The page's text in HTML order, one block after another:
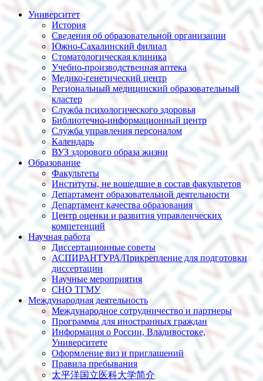
Университет
История
Сведения об образовательной организации
Южно-Сахалинский филиал
Стоматологическая клиника
Учебно-производственная аптека
Медико-генетический центр
Региональный медицинский образовательный
кластер
Служба психологического здоровья
Библиотечно-информационный центр
Служба управления персоналом
Календарь
ВУЗ здорового образа жизни
Образование
Факультеты
Институты, не вошедшие в состав факультетов
Департамент образовательной деятельности
Департамент качества образования
Центр оценки и развития управленческих
компетенций
Научная работа
Диссертационные советы
АСПИРАНТУРА/Прикрепление для подготовки
диссертации
Научные мероприятия
СНО ТГМУ
Международная деятельность
Международное сотрудничество и партнеры
Программы для иностранных граждан
Информация о России, Владивостоке,
Университете
Оформление виз и приглашений
Правила пребывания
太平洋国立医科大学简介